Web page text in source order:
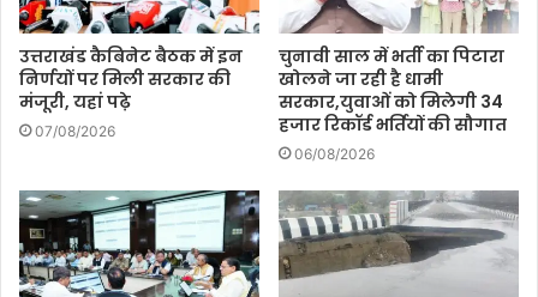
उत्तराखंड कैबिनेट बैठक में इन
निर्णयों पर मिली सरकार की
मंजूरी, यहां पढ़े
07/08/2026
चुनावी साल में भर्ती का पिटारा
खोलने जा रही है धामी
सरकार,युवाओं को मिलेगी 34
हजार रिकॉर्ड भर्तियों की सौगात
06/08/2026